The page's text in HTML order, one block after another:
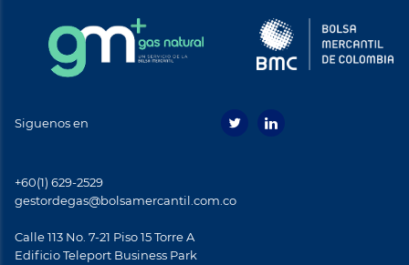
Siguenos en
+60(1) 629-2529
gestordegas@bolsamercantil.com.co
Calle 113 No. 7-21 Piso 15 Torre A
Ediﬁcio Teleport Business Park